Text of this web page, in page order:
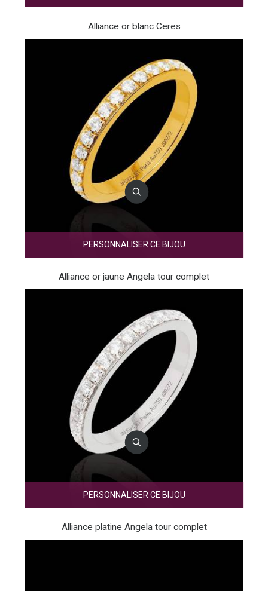
Alliance or blanc Ceres
PERSONNALISER CE BIJOU
Alliance or jaune Angela tour complet
PERSONNALISER CE BIJOU
Alliance platine Angela tour complet